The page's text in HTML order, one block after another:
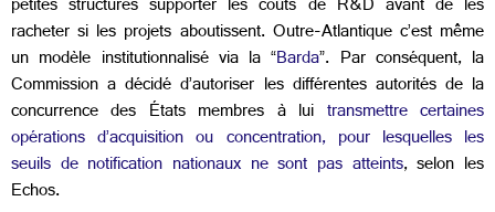
petites structures supporter les coûts de R&D avant de les
racheter si les projets aboutissent. Outre-Atlantique c’est même
un modèle institutionnalisé via la “Barda”. Par conséquent, la
Commission a décidé d’autoriser les différentes autorités de la
concurrence des États membres à lui transmettre certaines
opérations d’acquisition ou concentration, pour lesquelles les
seuils de notification nationaux ne sont pas atteints, selon les
Echos.